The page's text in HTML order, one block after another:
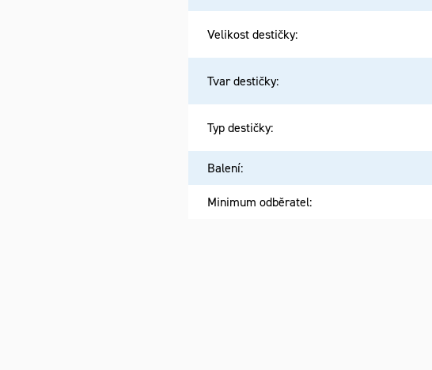
Velikost destičky:
Tvar destičky:
Typ destičky:
Balení:
Minimum odběratel: